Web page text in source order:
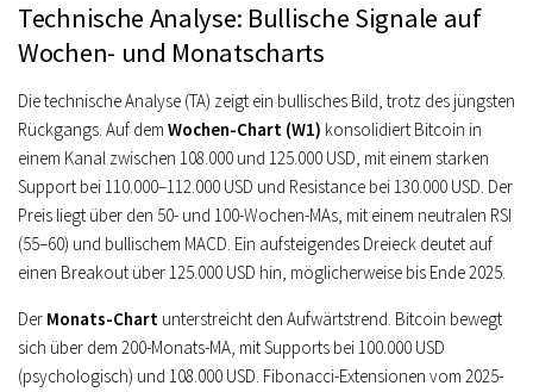
Technische Analyse: Bullische Signale auf
Wochen- und Monatscharts
Die technische Analyse (TA) zeigt ein bullisches Bild, trotz des jüngsten
Rückgangs. Auf dem Wochen-Chart (W1) konsolidiert Bitcoin in
einem Kanal zwischen 108.000 und 125.000 USD, mit einem starken
Support bei 110.000–112.000 USD und Resistance bei 130.000 USD. Der
Preis liegt über den 50- und 100-Wochen-MAs, mit einem neutralen RSI
(55–60) und bullischem MACD. Ein aufsteigendes Dreieck deutet auf
einen Breakout über 125.000 USD hin, möglicherweise bis Ende 2025.
Der Monats-Chart unterstreicht den Aufwärtstrend. Bitcoin bewegt
sich über dem 200-Monats-MA, mit Supports bei 100.000 USD
(psychologisch) und 108.000 USD. Fibonacci-Extensionen vom 2025-